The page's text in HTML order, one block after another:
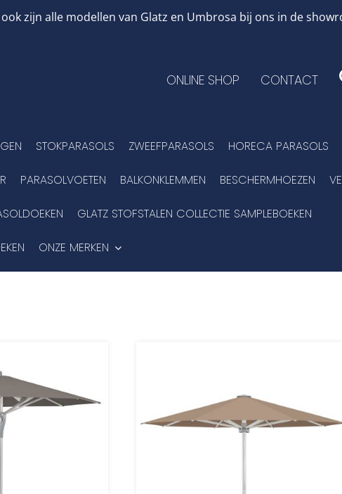
zijn alle modellen van Glatz en Umbrosa bij ons in de
ONLINE SHOP CONTACT
STOKPARASOLS ZWEEFPARASOLS HORECA PARASOLS
PARASOLVOETEN BALKONKLEMMEN BESCHERMHOEZEN
GLATZ STOFSTALEN COLLECTIE SAMPLEBOEKEN
ONZE MERKEN